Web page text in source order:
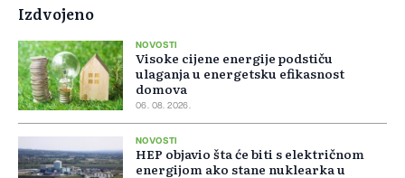
Izdvojeno
NOVOSTI
Visoke cijene energije podstiču
ulaganja u energetsku efikasnost
domova
06. 08. 2026.
NOVOSTI
HEP objavio šta će biti s električnom
energijom ako stane nuklearka u